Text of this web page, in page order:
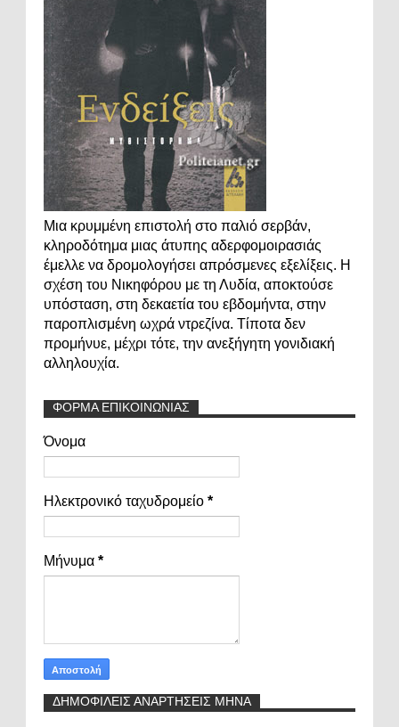
Μια κρυμμένη επιστολή στο παλιό σερβάν,
κληροδότημα μιας άτυπης αδερφομοιρασιάς
έμελλε να δρομολογήσει απρόσμενες εξελίξεις. Η
σχέση του Νικηφόρου με τη Λυδία, αποκτούσε
υπόσταση, στη δεκαετία του εβδομήντα, στην
παροπλισμένη ωχρά ντρεζίνα. Τίποτα δεν
προμήνυε, μέχρι τότε, την ανεξήγητη γονιδιακή
αλληλουχία.
ΦΟΡΜΑ ΕΠΙΚΟΙΝΩΝΙΑΣ
Όνομα
Ηλεκτρονικό ταχυδρομείο *
Μήνυμα *
ΔΗΜΟΦΙΛΕΙΣ ΑΝΑΡΤΗΣΕΙΣ ΜΗΝΑ